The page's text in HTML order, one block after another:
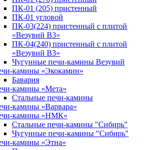
ПК-01 (205) пристенный
ПК-01 угловой
ПК-03(224) пристенный с плитой
«Везувий В3»
ПК-04(240) пристенный с плитой
«Везувий В3»
Чугунные печи-камины Везувий
камины «Экокамин»
Бавария
камины «Мета»
Стальные печи-камины
камины «Варвара»
камины «НМК»
Стальные печи-камины "Сибирь"
Чугунные печи-камины "Сибирь"
камины «Этна»